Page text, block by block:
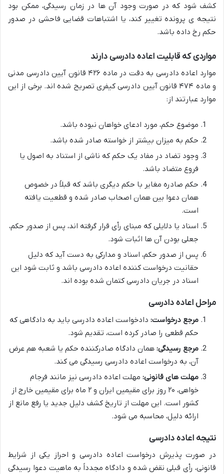
کشف شود که در صورت وجود آن ها در زمان رسیدگی، ممکن بود
نتیجه ی پرونده تغییر کند، یا اشتباهات قضایی فاحشی در صدور
حکم رخ داده باشد.
مواردی که قابلیت اعاده دادرسی دارند
موارد اعاده دادرسی به دقت در ماده ۴۲۶ قانون آیین دادرسی مدنی
و ماده ۴۷۴ قانون آیین دادرسی کیفری تصریح شده اند. برخی از این
موارد عبارتند از:
موضوع حکم، مورد ادعای خواهان نبوده باشد.
حکم به میزان بیشتر از خواسته صادر شده باشد.
وجود تضاد در مفاد یک حکم که ناشی از استناد به اصول یا
فروع متضاد باشد.
حکم صادره مغایر با حکم دیگری باشد که قبلاً در خصوص
همان دعوا بین همان اصحاب صادر شده و قطعیت یافته
است.
اسناد یا دلایلی که مبنای رأی قرار گرفته اند، پس از صدور حکم،
جعلی بودن آن ها اثبات شود.
پس از صدور حکم، اسناد و مدارکی به دست آید که دلیل
حقانیت درخواست کننده اعاده دادرسی باشد و ثابت شود این
اسناد در جریان دادرسی کتمان شده بوده اند.
مراحل اعاده دادرسی
مرجع درخواست: دادخواست اعاده دادرسی باید به دادگاهی که
حکم قطعی را صادر کرده است، تقدیم شود.
مرجع رسیدگی: همان دادگاه صادرکننده حکم یا شعبه هم عرض
آن، به درخواست اعاده دادرسی رسیدگی می کند.
مهلت های قانونی: مهلت اعاده دادرسی نیز مانند فرجام
خواهی، ۲۰ روز برای مقیمین ایران و ۲ ماه برای مقیمین خارج از
کشور است. این مهلت از تاریخ کشف دلیل جدید یا رفع مانع از
ارائه دلیل، محاسبه می شود.
نتیجه اعاده دادرسی
در صورت پذیرش درخواست اعاده دادرسی و احراز یکی از شرایط
قانونی، رأی قبلی نقض شده و دادگاه مجدداً به ماهیت دعوا رسیدگی